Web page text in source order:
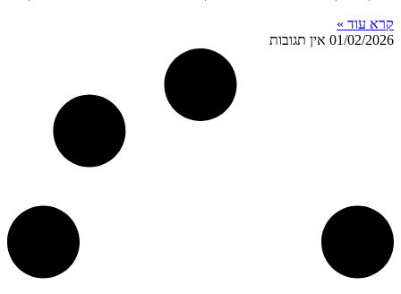
קרא עוד »
01/02/2026 אין תגובות